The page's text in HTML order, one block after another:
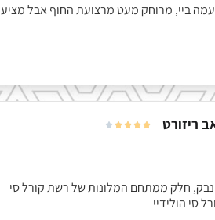
נעמה ביי, מרוחק מעט מרצועת החוף אבל מציע
ריזורט 




נבק, חלק ממתחם המלונות של רשת קורל סי
סי הולידיי